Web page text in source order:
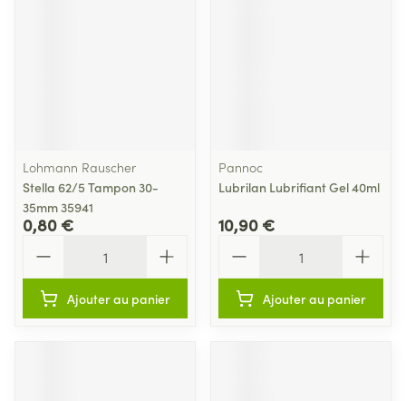
Lohmann Rauscher
Stella 62/5 Tampon 30-
35mm 35941
0,80 €
Ajouter au panier
Pannoc
Lubrilan Lubrifiant Gel 40ml
10,90 €
Ajouter au panier